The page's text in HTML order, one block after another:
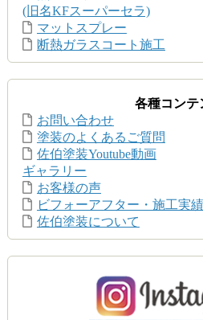
(旧名KFスーパーセラ)
マットスプレー
断熱ガラスコート施工
各種コンテ
お問い合わせ
塗装のよくあるご質問
佐伯塗装Youtube動画
ギャラリー
お客様の声
ビフォーアフター・施工実績
佐伯塗装について